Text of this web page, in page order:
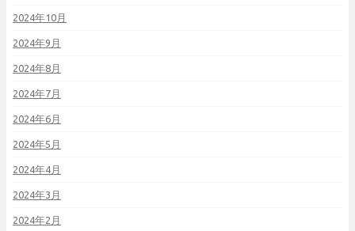
2024年10月
2024年9月
2024年8月
2024年7月
2024年6月
2024年5月
2024年4月
2024年3月
2024年2月